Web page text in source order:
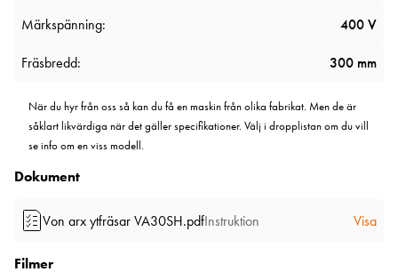
Märkspänning: 400 V
Fräsbredd: 300 mm
När du hyr från oss så kan du få en maskin från olika fabrikat. Men de är
såklart likvärdiga när det gäller specifikationer. Välj i dropplistan om du vill
se info om en viss modell.
Dokument
Von arx ytfräsar VA30SH.pdfInstruktion Visa
Filmer